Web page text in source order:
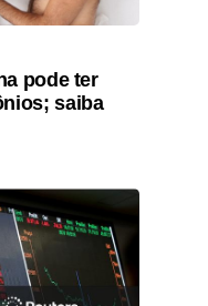
pode ter
saiba